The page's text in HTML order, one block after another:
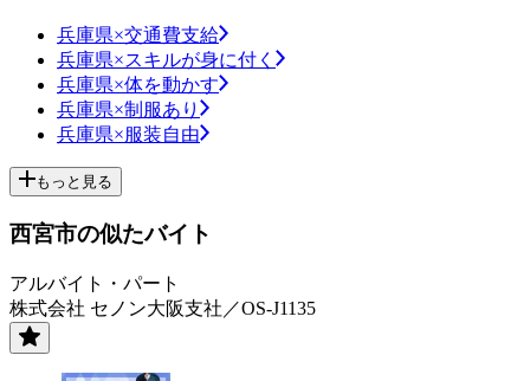
兵庫県×交通費支給
兵庫県×スキルが身に付く
兵庫県×体を動かす
兵庫県×制服あり
兵庫県×服装自由
もっと見る
西宮市の似たバイト
アルバイト・パート
株式会社 セノン大阪支社／OS-J1135